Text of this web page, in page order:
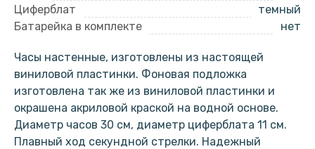
Циферблат
темный
Батарейка в комплекте
нет
Часы настенные, изготовлены из настоящей
виниловой пластинки. Фоновая подложка
изготовлена так же из виниловой пластинки и
окрашена акриловой краской на водной основе.
Диаметр часов 30 см, диаметр циферблата 11 см.
Плавный ход секундной стрелки. Надежный